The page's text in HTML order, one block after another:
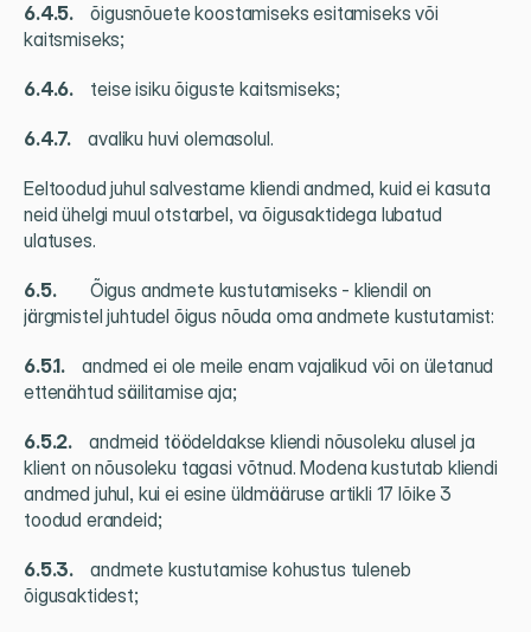
6.4.5. õigusnõuete koostamiseks esitamiseks või
kaitsmiseks;
6.4.6. teise isiku õiguste kaitsmiseks;
6.4.7. avaliku huvi olemasolul.
Eeltoodud juhul salvestame kliendi andmed, kuid ei kasuta
neid ühelgi muul otstarbel, va õigusaktidega lubatud
ulatuses.
6.5. Õigus andmete kustutamiseks - kliendil on
järgmistel juhtudel õigus nõuda oma andmete kustutamist:
6.5.1. andmed ei ole meile enam vajalikud või on ületanud
ettenähtud säilitamise aja;
6.5.2. andmeid töödeldakse kliendi nõusoleku alusel ja
klient on nõusoleku tagasi võtnud. Modena kustutab kliendi
andmed juhul, kui ei esine üldmääruse artikli 17 lõike 3
toodud erandeid;
6.5.3. andmete kustutamise kohustus tuleneb
õigusaktidest;